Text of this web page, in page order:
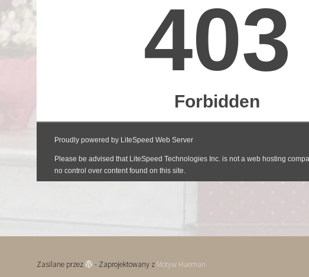
Zasilane przez - Zaprojektowany z Motyw Hueman